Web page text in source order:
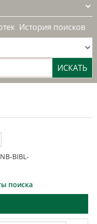
История поисков
BIBL-
поиска